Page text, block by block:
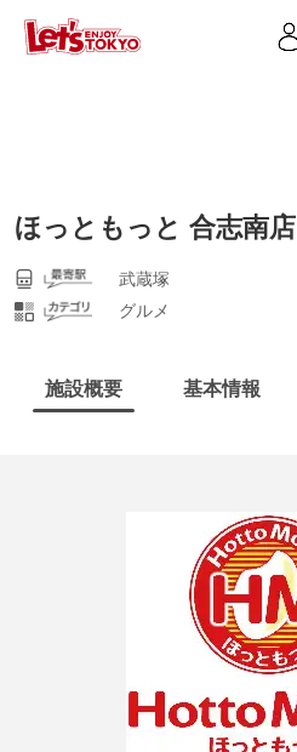
ほっともっと 合志南店
武蔵塚
グルメ
施設概要 基本情報